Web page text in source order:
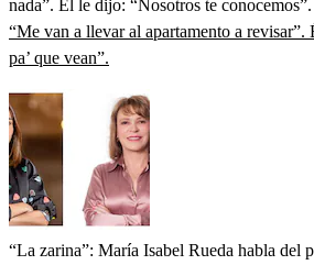
nada”. Él le dijo: “Nosotros te conocemos”.
“Me van a llevar al apartamento a
pa’ que vean”.
“La zarina”: María Isabel Rueda habla del